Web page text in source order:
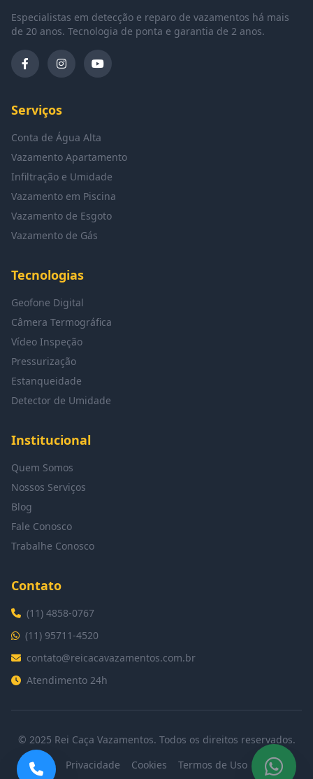
Especialistas em detecção e reparo de vazamentos há mais
de 20 anos. Tecnologia de ponta e garantia de 2 anos.
Serviços
Conta de Água Alta
Vazamento Apartamento
Infiltração e Umidade
Vazamento em Piscina
Vazamento de Esgoto
Vazamento de Gás
Tecnologias
Geofone Digital
Câmera Termográfica
Vídeo Inspeção
Pressurização
Estanqueidade
Detector de Umidade
Institucional
Quem Somos
Nossos Serviços
Blog
Fale Conosco
Trabalhe Conosco
Contato
(11) 4858-0767
(11) 95711-4520
contato@reicacavazamentos.com.br
Atendimento 24h
© 2025 Rei Caça Vazamentos. Todos os direitos reservados.
Privacidade
Cookies Termos de Uso